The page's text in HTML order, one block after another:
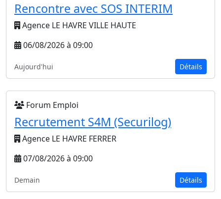
Rencontre avec SOS INTERIM
Agence LE HAVRE VILLE HAUTE
06/08/2026 à 09:00
Aujourd'hui Détails
Forum Emploi
Recrutement S4M (Securilog)
Agence LE HAVRE FERRER
07/08/2026 à 09:00
Demain Détails